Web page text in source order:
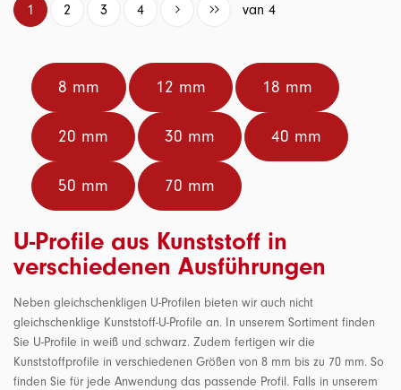
1 2 3 4 van 4
8 mm 12 mm 18 mm
20 mm 30 mm 40 mm
50 mm 70 mm
U-Profile aus Kunststoff in
verschiedenen Ausführungen
Neben gleichschenkligen U-Profilen bieten wir auch nicht
gleichschenklige Kunststoff-U-Profile an. In unserem Sortiment finden
Sie U-Profile in weiß und schwarz. Zudem fertigen wir die
Kunststoffprofile in verschiedenen Größen von 8 mm bis zu 70 mm. So
finden Sie für jede Anwendung das passende Profil. Falls in unserem